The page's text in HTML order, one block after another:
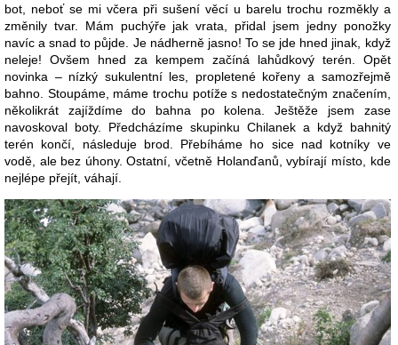
bot, neboť se mi včera při sušení věcí u barelu trochu rozměkly a
změnily tvar. Mám puchýře jak vrata, přidal jsem jedny ponožky
navíc a snad to půjde. Je nádherně jasno! To se jde hned jinak, když
neleje! Ovšem hned za kempem začíná lahůdkový terén. Opět
novinka – nízký sukulentní les, propletené kořeny a samozřejmě
bahno. Stoupáme, máme trochu potíže s nedostatečným značením,
několikrát zajíždíme do bahna po kolena. Ještěže jsem zase
navoskoval boty. Předcházíme skupinku Chilanek a když bahnitý
terén končí, následuje brod. Přebíháme ho sice nad kotníky ve
vodě, ale bez úhony. Ostatní, včetně Holanďanů, vybírají místo, kde
nejlépe přejít, váhají.